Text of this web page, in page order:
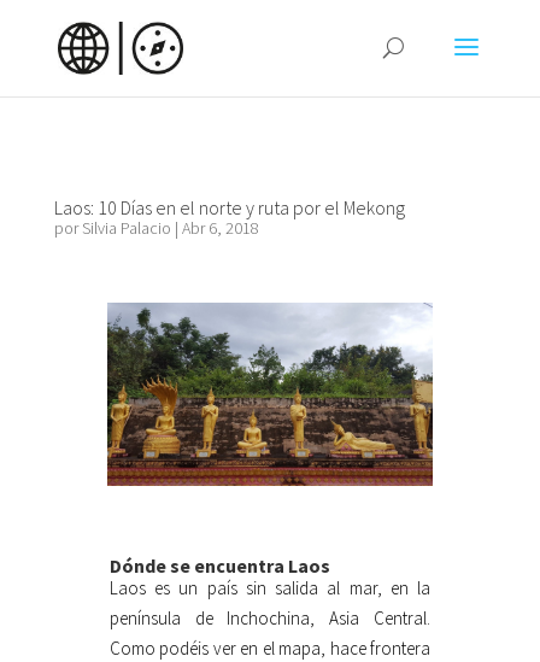
Laos: 10 Días en el norte y ruta por el Mekong
porSilvia Palacio | Abr 6, 2018
Dónde se encuentra Laos
Laos es un país sin salida al mar, en la
península de Inchochina, Asia Central.
Como podéis ver en el mapa, hace frontera